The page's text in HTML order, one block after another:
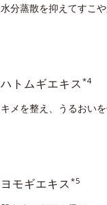
水分蒸散を抑えてすこ
ハトムギエキス *4
キメを整え、うるおいを
ヨモギエキス *5